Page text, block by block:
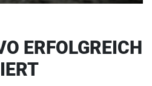
ERFOLGREICH